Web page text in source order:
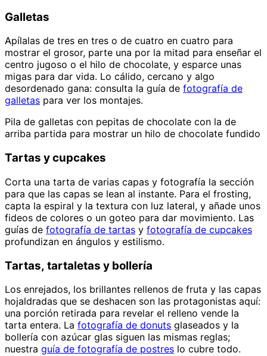
Galletas
Apílalas de tres en tres o de cuatro en cuatro para
mostrar el grosor, parte una por la mitad para enseñar el
centro jugoso o el hilo de chocolate, y esparce unas
migas para dar vida. Lo cálido, cercano y algo
desordenado gana: consulta la guía de fotografía de
galletas para ver los montajes.
Pila de galletas con pepitas de chocolate con la de
arriba partida para mostrar un hilo de chocolate fundido
Tartas y cupcakes
Corta una tarta de varias capas y fotografía la sección
para que las capas se lean al instante. Para el frosting,
capta la espiral y la textura con luz lateral, y añade unos
fideos de colores o un goteo para dar movimiento. Las
guías de fotografía de tartas y fotografía de cupcakes
profundizan en ángulos y estilismo.
Tartas, tartaletas y bollería
Los enrejados, los brillantes rellenos de fruta y las capas
hojaldradas que se deshacen son las protagonistas aquí:
una porción retirada para revelar el relleno vende la
tarta entera. La fotografía de donuts glaseados y la
bollería con azúcar glas siguen las mismas reglas;
nuestra guía de fotografía de postres lo cubre todo.